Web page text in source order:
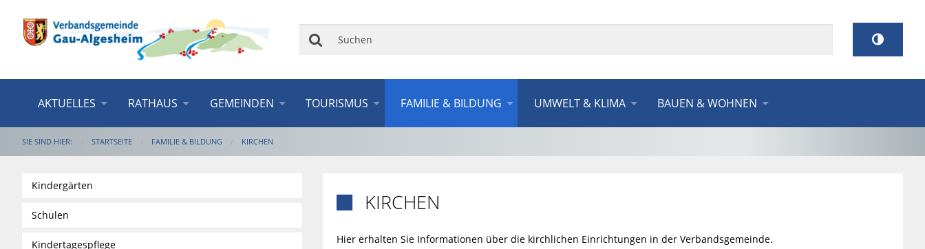
AKTUELLES RATHAUS GEMEINDEN TOURISMUS FAMILIE & BILDUNG UMWELT & KLIMA BAUEN & WOHNEN
SIE SIND HIER: STARTSEITE FAMILIE & BILDUNG KIRCHEN
KIRCHEN
Hier erhalten Sie Informationen über die kirchlichen Einrichtungen in der Verbandsgemeinde.
Kindergärten
Schulen
Kindertagespflege